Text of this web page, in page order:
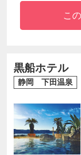
でいただき
思い出をお持ち
感じていただく
リピーター様も
◎館内全客室で
こ
黒船ホテル
静岡 下田温泉